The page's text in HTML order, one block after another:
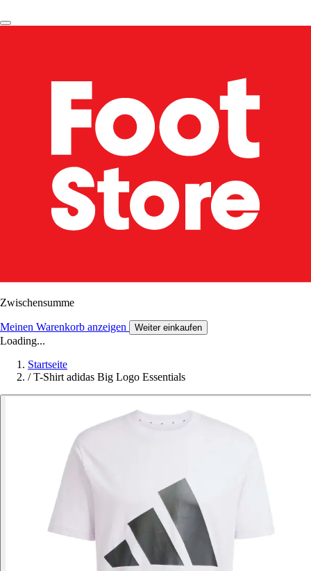
Zwischensumme
Meinen Warenkorb anzeigen Weiter einkaufen
Loading...
Startseite
/ T-Shirt adidas Big Logo Essentials